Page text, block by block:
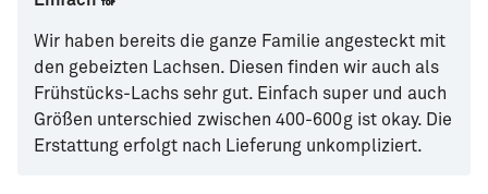
Wir haben bereits die ganze Familie angesteckt mit
den gebeizten Lachsen. Diesen finden wir auch als
Frühstücks-Lachs sehr gut. Einfach super und auch
Größen unterschied zwischen 400-600g ist okay. Die
Erstattung erfolgt nach Lieferung unkompliziert.